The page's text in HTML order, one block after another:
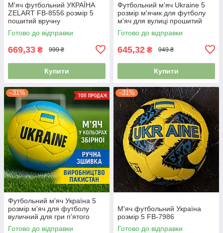
М'яч футбольний УКРАЇНА
ZELART FB-8556 розмір 5
пошитий вручну
Готово до відправки
669,33 ₴ 999 ₴
Купити
Футбольний м'яч Ukraine 5
розмір м'ячик для футболу
м'яч для вулиці прошитий
FB-7987
Готово до відправки
645,32 ₴ 949 ₴
Купити
–31%
Футбольний м'яч Україна 5
розмір м'яч для футболу
вуличний для гри п'ятого
розміру зшитий FB-8556
Готово до відправки
–31%
М'яч футбольний Україна
розмір 5 FB-7986
Готово до відправки